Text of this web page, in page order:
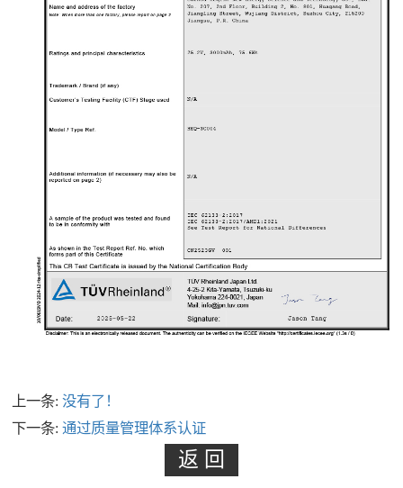
上一条:没有了！
下一条:通过质量管理体系认证